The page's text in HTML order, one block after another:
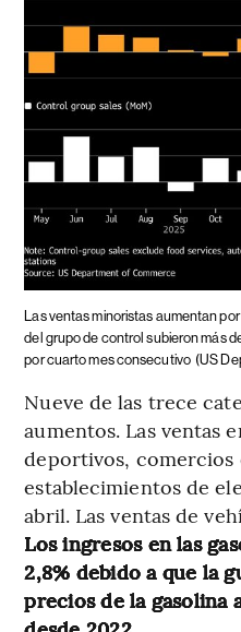
Las ventas minoristas aumentan
del grupo de control subieron más
por cuarto mes consecutivo (US
Nueve de las trece
aumentos. Las ventas
deportivos, comercios
establecimientos de
abril. Las ventas de
Los ingresos en las
2,8% debido a que la
precios de la gasolina